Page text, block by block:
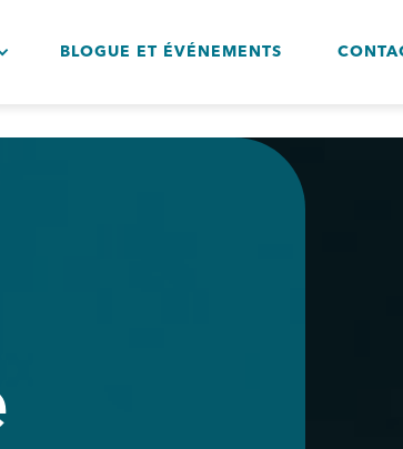
BLOGUE ET ÉVÉNEMENTS